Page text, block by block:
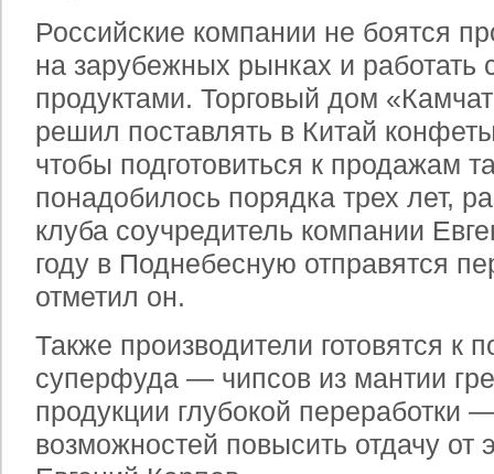
Российские компании не боятся
на зарубежных рынках и
продуктами. Торговый дом
решил поставлять в Китай
чтобы подготовиться к продажам
понадобилось порядка трех лет,
клуба соучредитель компании
году в Поднебесную отправятся
отметил он.
Также производители готовятся к
суперфуда — чипсов из мантии
продукции глубокой переработки
возможностей повысить отдачу от